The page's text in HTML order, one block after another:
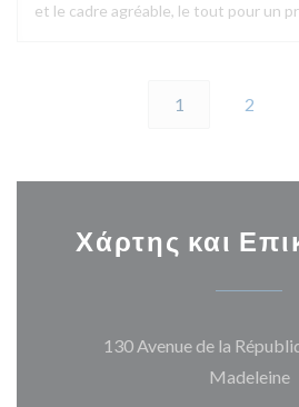
et le cadre agréable, le tout pour un
1 2
Χάρτης και
130 Avenue de la
Madeleine